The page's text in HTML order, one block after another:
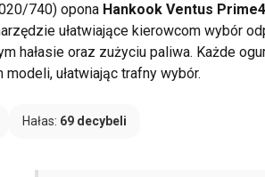
740) opona Hankook Ventus
ułatwiające kierowcom wybór
hałasie oraz zużyciu paliwa. Każde
ułatwiając trafny wybór.
Hałas: 69 decybeli